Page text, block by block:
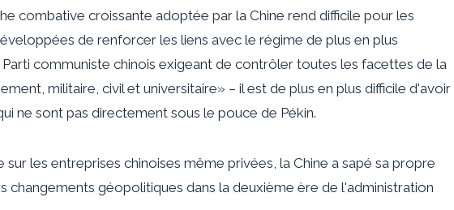
combative croissante adoptée par la Chine rend difficile pour les
de renforcer les liens avec le régime de plus en plus
communiste chinois exigeant de contrôler toutes les facettes de la
militaire, civil et universitaire» – il est de plus en plus difficile d'avoir
ne sont pas directement sous le pouce de Pékin.
les entreprises chinoises même privées, la Chine a sapé sa propre
changements géopolitiques dans la deuxième ère de l'administration